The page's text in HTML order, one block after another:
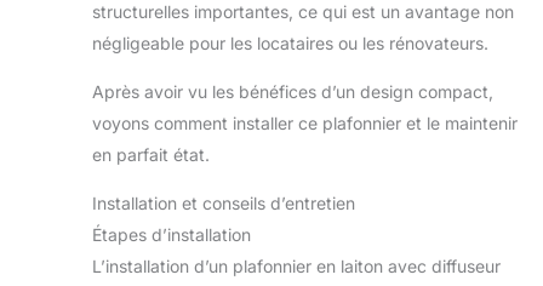
structurelles importantes, ce qui est un avantage non
négligeable pour les locataires ou les rénovateurs.
Après avoir vu les bénéfices d’un design compact,
voyons comment installer ce plafonnier et le maintenir
en parfait état.
Installation et conseils d’entretien
Étapes d’installation
L’installation d’un plafonnier en laiton avec diffuseur